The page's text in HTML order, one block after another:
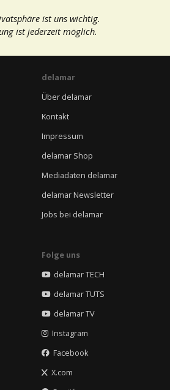
ist uns wichtig.
ist jederzeit möglich.
delamar
Über delamar
Kontakt
Impressum
delamar Shop
Mediadaten delamar
delamar Newsletter
Jobs bei delamar
Folge uns
delamar TECH
delamar TUTS
delamar TV
Instagram
Facebook
X.com